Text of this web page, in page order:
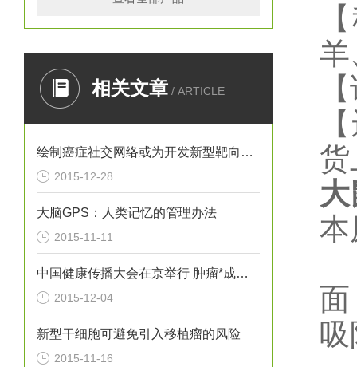
相关文章 / ARTICLE
绘制癌症社交网络或为开发新型靶向疗法提供思路
2015-12-28
大脑GPS：人类记忆的管理办法
2015-11-11
中国健康传播大会在京举行 肿瘤*成为热议焦点
2015-12-04
新型干细胞可避免引入移植瘤的风险
2015-11-16
羊
本